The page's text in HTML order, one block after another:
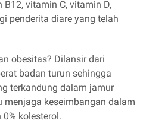
vitamin C, vitamin D,
penderita diare yang telah
obesitas? Dilansir dari
badan turun sehingga
terkandung dalam jamur
keseimbangan dalam
kolesterol.